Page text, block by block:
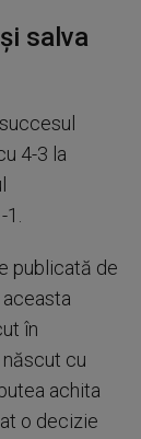
salva
4-3 la
publicată de
în
născut cu
achita
o decizie